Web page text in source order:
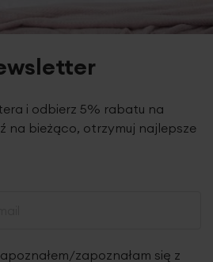
i odbierz 5% rabatu na
na bieżąco, otrzymuj najlepsze
zapoznałam się z